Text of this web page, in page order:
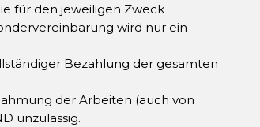
für den jeweiligen Zweck
wird nur ein
Bezahlung der gesamten
der Arbeiten (auch von
unzulässig.